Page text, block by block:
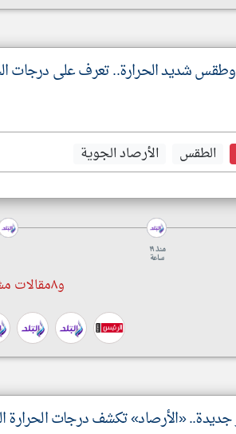
وطقس شديد الحرارة.. تعرف على درجات
الطقس الأرصاد الجوية
منذ ١٩
ساعة
و٨مقالات مشابهة من مصادر أخرى
«الأرصاد» تكشف درجات